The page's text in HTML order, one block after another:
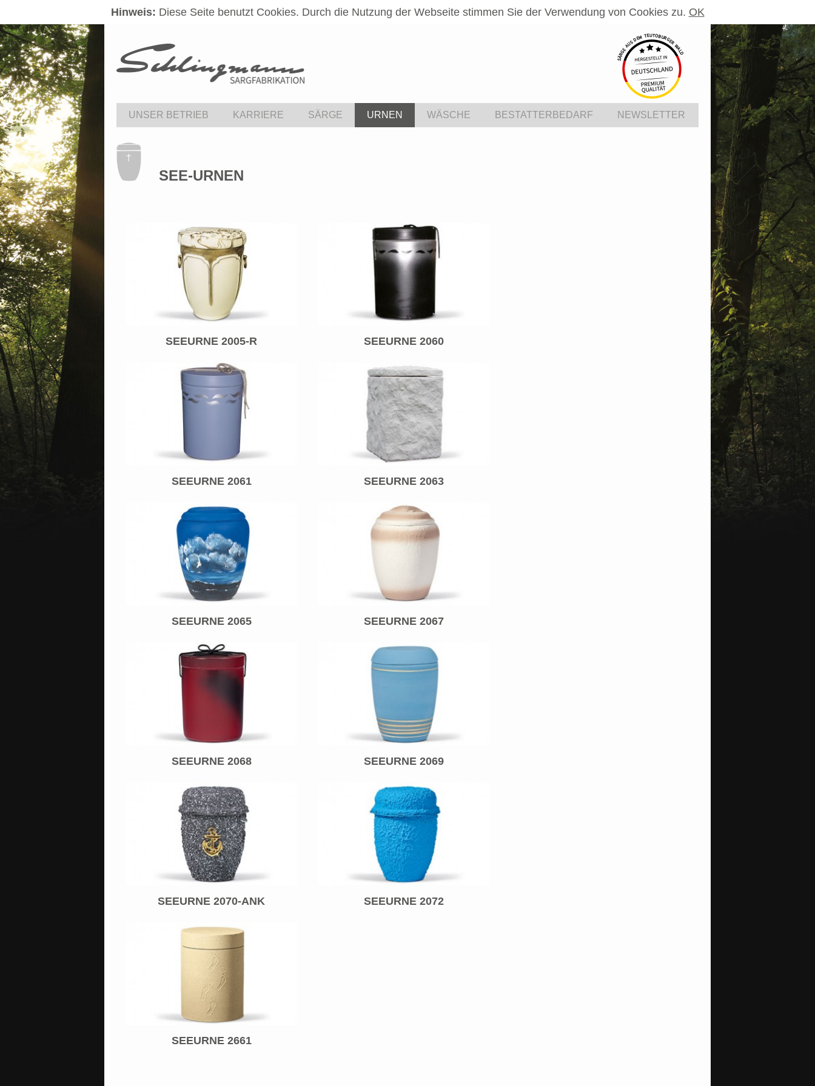
Hinweis: Diese Seite benutzt Cookies. Durch die Nutzung der Webseite stimmen Sie der Verwendung von Cookies zu. OK
UNSER BETRIEB KARRIERE SÄRGE URNEN WÄSCHE BESTATTERBEDARF NEWSLETTER
SEE-URNEN
SEEURNE 2005-R SEEURNE 2060
SEEURNE 2061 SEEURNE 2063
SEEURNE 2065 SEEURNE 2067
SEEURNE 2068 SEEURNE 2069
SEEURNE 2070-ANK SEEURNE 2072
SEEURNE 2661